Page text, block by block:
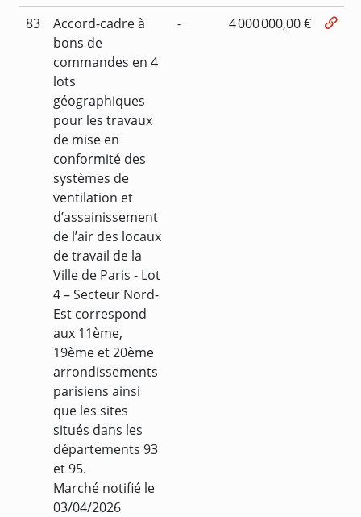
83
Accord-cadre à
bons de
commandes en 4
lots
géographiques
pour les travaux
de mise en
conformité des
systèmes de
ventilation et
d’assainissement
de l’air des locaux
de travail de la
Ville de Paris - Lot
4 – Secteur Nord-
Est correspond
aux 11ème,
19ème et 20ème
arrondissements
parisiens ainsi
que les sites
situés dans les
départements 93
et 95.
Marché notifié le
03/04/2026
- 4 000 000,00 €